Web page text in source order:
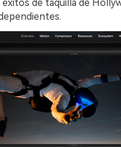
éxitos de taquilla de